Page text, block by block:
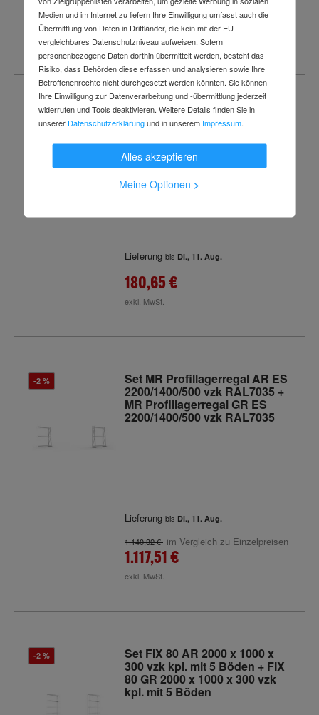
59,56 €
exkl. MwSt.
Set Bosch Akku-Säbelsägen
GSA 18 V-LI C + Bosch 20tlg.
Säbelsägeblatt-Set
Lieferung bis Di., 11. Aug.
180,65 €
exkl. MwSt.
-2 % Set MR Profillagerregal AR ES
2200/1400/500 vzk RAL7035 +
MR Profillagerregal GR ES
2200/1400/500 vzk RAL7035
Lieferung bis Di., 11. Aug.
1.140,32 € im Vergleich zu Einzelpreisen
1.117,51 €
exkl. MwSt.
-2 % Set FIX 80 AR 2000 x 1000 x
300 vzk kpl. mit 5 Böden + FIX
80 GR 2000 x 1000 x 300 vzk
kpl. mit 5 Böden
Medien und im Internet zu liefern Ihre Einwilligung umfasst auch die
Übermittlung von Daten in Drittländer, die kein mit der EU
vergleichbares Datenschutzniveau aufweisen. Sofern
personenbezogene Daten dorthin übermittelt werden, besteht das
Risiko, dass Behörden diese erfassen und analysieren sowie Ihre
Betroffenenrechte nicht durchgesetzt werden könnten. Sie können
Ihre Einwilligung zur Datenverarbeitung und -übermittlung jederzeit
widerrufen und Tools deaktivieren. Weitere Details finden Sie in
unserer Datenschutzerklärungund in unserem Impressum.
Alles akzeptieren
Meine Optionen >